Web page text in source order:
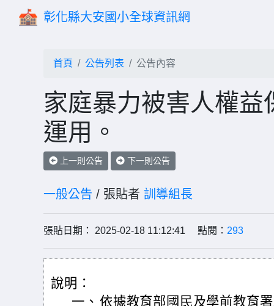
彰化縣大安國小全球資訊網
首頁 公告列表 公告內容
家庭暴力被害人權
運用。
上一則公告 下一則公告
一般公告 / 張貼者 訓導組長
張貼日期： 2025-02-18 11:12:41 點閱： 293
說明：
一、 依據教育部國民及學前教育